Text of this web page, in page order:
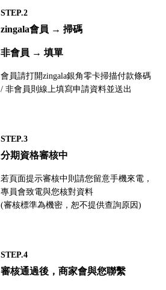
STEP.2
zingala會員 → 掃碼
非會員 → 填單
會員請打開zingala銀角零卡掃描付款條碼
/ 非會員則線上填寫申請資料並送出
STEP.3
分期資格審核中
若頁面提示審核中則請您留意手機來電，
專員會致電與您核對資料
(審核標準為機密，恕不提供查詢原因)
STEP.4
審核通過後，商家會與您聯繫